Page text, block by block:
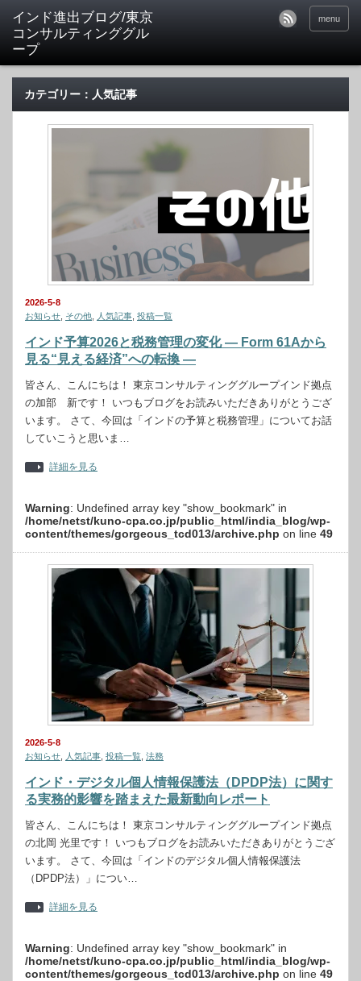
インド進出ブログ/東京
コンサルティンググル
ープ
menu
カテゴリー：人気記事
2026-5-8
お知らせ その他 人気記事 投稿一覧
インド予算2026と税務管理の変化 ― Form 61Aから
見る“見える経済”への転換 ―
皆さん、こんにちは！ 東京コンサルティンググループインド拠点
の加部 新です！ いつもブログをお読みいただきありがとうござ
います。 さて、今回は「インドの予算と税務管理」についてお話
していこうと思いま…
詳細を見る
Warning: Undefined array key "show_bookmark" in
/home/netst/kuno-cpa.co.jp/public_html/india_blog/wp-
content/themes/gorgeous_tcd013/archive.php on line 49
2026-5-8
お知らせ
人気記事 投稿一覧 法務
インド・デジタル個人情報保護法（DPDP法）に関す
る実務的影響を踏まえた最新動向レポート
皆さん、こんにちは！ 東京コンサルティンググループインド拠点
の北岡 光里です！ いつもブログをお読みいただきありがとうござ
います。 さて、今回は「インドのデジタル個人情報保護法
（DPDP法）」につい…
詳細を見る
Warning: Undefined array key "show_bookmark" in
/home/netst/kuno-cpa.co.jp/public_html/india_blog/wp-
content/themes/gorgeous_tcd013/archive.php on line 49